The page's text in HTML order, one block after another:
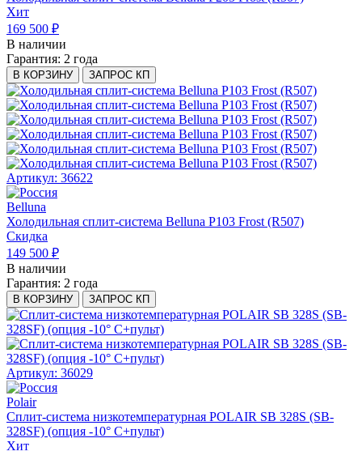
Хит
169 500 ₽
В наличии
Гарантия: 2 года
В КОРЗИНУ ЗАПРОС КП
Артикул: 36622
Belluna
Холодильная сплит-система Belluna P103 Frost (R507)
Скидка
149 500 ₽
В наличии
Гарантия: 2 года
В КОРЗИНУ ЗАПРОС КП
Артикул: 36029
Polair
Сплит-система низкотемпературная POLAIR SB 328S (SB-
328SF) (опция -10° С+пульт)
Хит